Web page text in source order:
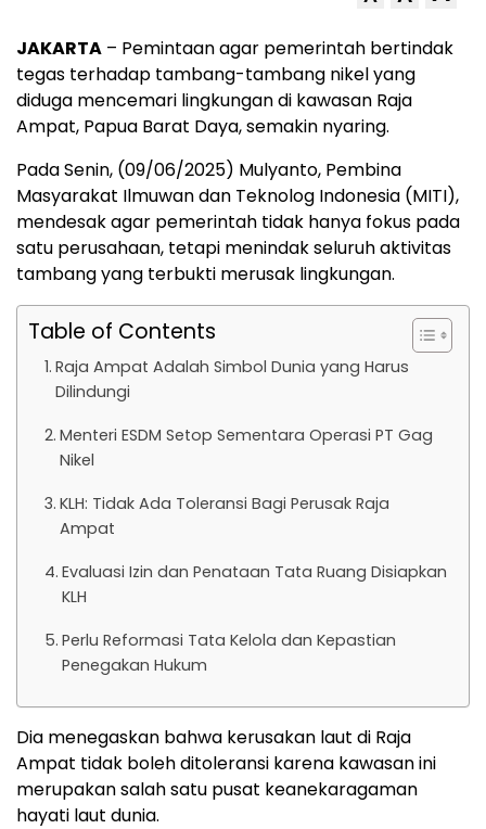
JAKARTA – Pemintaan agar pemerintah bertindak
tegas terhadap tambang-tambang nikel yang
diduga mencemari lingkungan di kawasan Raja
Ampat, Papua Barat Daya, semakin nyaring.
Pada Senin, (09/06/2025) Mulyanto, Pembina
Masyarakat Ilmuwan dan Teknolog Indonesia (MITI),
mendesak agar pemerintah tidak hanya fokus pada
satu perusahaan, tetapi menindak seluruh aktivitas
tambang yang terbukti merusak lingkungan.
Table of Contents
Raja Ampat Adalah Simbol Dunia yang Harus
Dilindungi
Menteri ESDM Setop Sementara Operasi PT Gag
Nikel
KLH: Tidak Ada Toleransi Bagi Perusak Raja
Ampat
Evaluasi Izin dan Penataan Tata Ruang Disiapkan
KLH
Perlu Reformasi Tata Kelola dan Kepastian
Penegakan Hukum
Dia menegaskan bahwa kerusakan laut di Raja
Ampat tidak boleh ditoleransi karena kawasan ini
merupakan salah satu pusat keanekaragaman
hayati laut dunia.